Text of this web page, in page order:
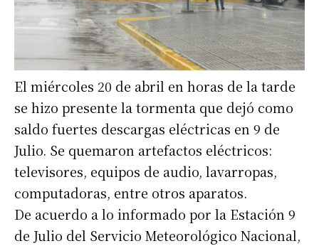
El miércoles 20 de abril en horas de la tarde
se hizo presente la tormenta que dejó como
saldo fuertes descargas eléctricas en 9 de
Julio. Se quemaron artefactos eléctricos:
televisores, equipos de audio, lavarropas,
computadoras, entre otros aparatos.
De acuerdo a lo informado por la Estación 9
de Julio del Servicio Meteorológico Nacional,